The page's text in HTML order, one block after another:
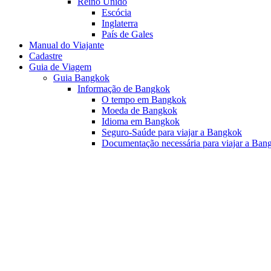
Escócia
Inglaterra
País de Gales
Manual do Viajante
Cadastre
Guia de Viagem
Guia Bangkok
Informação de Bangkok
O tempo em Bangkok
Moeda de Bangkok
Idioma em Bangkok
Seguro-Saúde para viajar a Bangkok
Documentação necessária para viajar a